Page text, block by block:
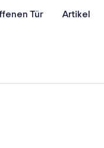
Tür Artikel